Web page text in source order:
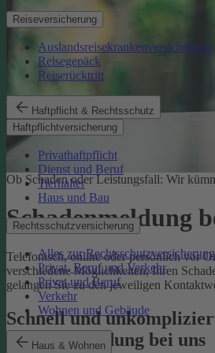
Reiseversicherung
Auslandsreisekrankenversicherung
Reisegepäck
Reiserücktritt
Haftpflicht & Rechtsschutz
Haftpflichtversicherung
Privathaftpflicht
Dienst und Beruf
Tierhalter
Haus und Bau
Rechtsschutzversicherung
Alles zur Rechtsschutzversicherung
Privat, Beruf und Verkehr
Privat und Beruf
Verkehr
Wohnen und Gebäude
Haus & Wohnen
Ob Schaden oder Leistungsfall: Wir
Schadenmeldung
Telefonisch, online oder persönlich vor
verschiedene Möglichkeiten, Ihren
gelangen Sie zu den jeweiligen
Schnell und
Schadenmeldung bei uns